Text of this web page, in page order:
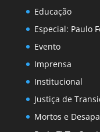
Educação
Especial: Paulo
Evento
Imprensa
Institucional
Justiça de
Mortos e